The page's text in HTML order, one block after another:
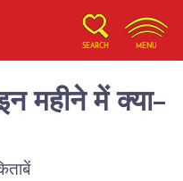
SEARCH MENU
महीने में क्या-